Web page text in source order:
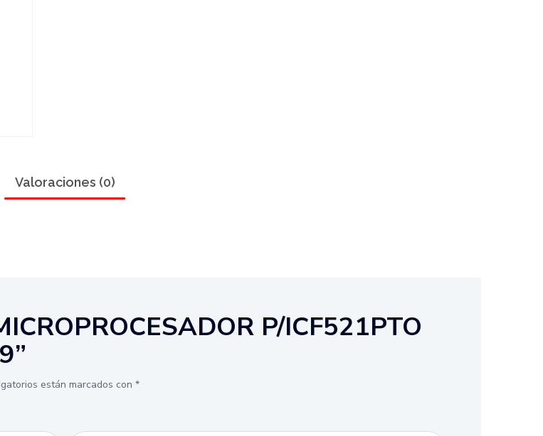
Valoraciones (0)
P/ICF521PTO
están marcados con *